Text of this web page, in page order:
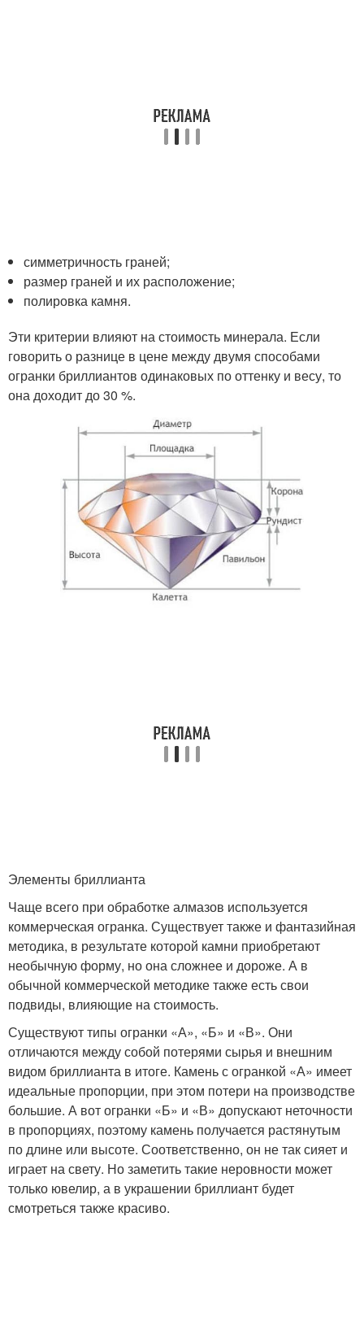
симметричность граней;
размер граней и их расположение;
полировка камня.
Эти критерии влияют на стоимость минерала. Если
говорить о разнице в цене между двумя способами
огранки бриллиантов одинаковых по оттенку и весу, то
она доходит до 30 %.
Элементы бриллианта
Чаще всего при обработке алмазов используется
коммерческая огранка. Существует также и фантазийная
методика, в результате которой камни приобретают
необычную форму, но она сложнее и дороже. А в
обычной коммерческой методике также есть свои
подвиды, влияющие на стоимость.
Существуют типы огранки «А», «Б» и «В». Они
отличаются между собой потерями сырья и внешним
видом бриллианта в итоге. Камень с огранкой «А» имеет
идеальные пропорции, при этом потери на производстве
большие. А вот огранки «Б» и «В» допускают неточности
в пропорциях, поэтому камень получается растянутым
по длине или высоте. Соответственно, он не так сияет и
играет на свету. Но заметить такие неровности может
только ювелир, а в украшении бриллиант будет
смотреться также красиво.